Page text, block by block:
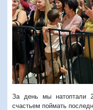
Предыдущий
За день мы натоптали
счастьем поймать